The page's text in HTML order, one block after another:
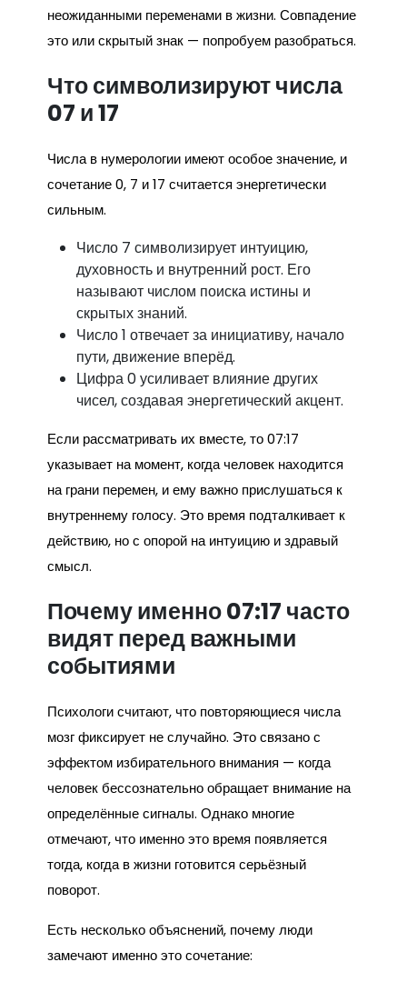
неожиданными переменами в жизни. Совпадение
это или скрытый знак — попробуем разобраться.
Что символизируют числа
07 и 17
Числа в нумерологии имеют особое значение, и
сочетание 0, 7 и 17 считается энергетически
сильным.
Число 7 символизирует интуицию,
духовность и внутренний рост. Его
называют числом поиска истины и
скрытых знаний.
Число 1 отвечает за инициативу, начало
пути, движение вперёд.
Цифра 0 усиливает влияние других
чисел, создавая энергетический акцент.
Если рассматривать их вместе, то 07:17
указывает на момент, когда человек находится
на грани перемен, и ему важно прислушаться к
внутреннему голосу. Это время подталкивает к
действию, но с опорой на интуицию и здравый
смысл.
Почему именно 07:17 часто
видят перед важными
событиями
Психологи считают, что повторяющиеся числа
мозг фиксирует не случайно. Это связано с
эффектом избирательного внимания — когда
человек бессознательно обращает внимание на
определённые сигналы. Однако многие
отмечают, что именно это время появляется
тогда, когда в жизни готовится серьёзный
поворот.
Есть несколько объяснений, почему люди
замечают именно это сочетание: